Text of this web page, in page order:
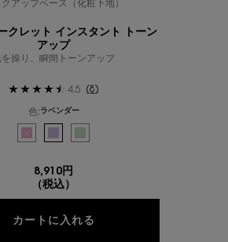
クアップベース（化粧下地）
クレット インスタント トーン
アップ
を操り、瞬間トーンアップ
4.5 (8)
色: ラベンダー
{1} の場合
8,910円
（税込）
カートに入れる